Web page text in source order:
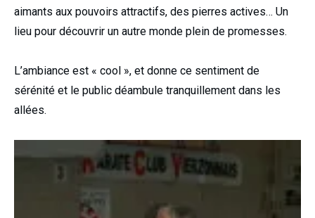
aimants aux pouvoirs attractifs, des pierres actives… Un
lieu pour découvrir un autre monde plein de promesses.
L’ambiance est « cool », et donne ce sentiment de
sérénité et le public déambule tranquillement dans les
allées.